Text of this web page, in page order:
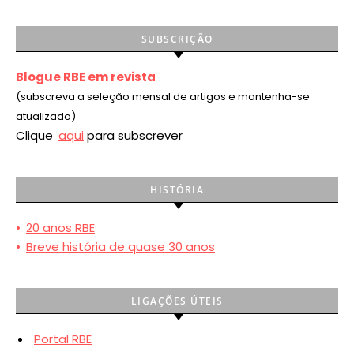
SUBSCRIÇÃO
Blogue RBE em revista
(subscreva a seleção mensal de artigos e mantenha-se
atualizado)
Clique aqui para subscrever
HISTÓRIA
• 20 anos RBE
• Breve história de quase 30 anos
LIGAÇÕES ÚTEIS
Portal RBE